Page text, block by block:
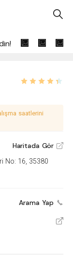
A
saatlerini
Haritada Gör V
No: 16, 35380
Arama Yap
V